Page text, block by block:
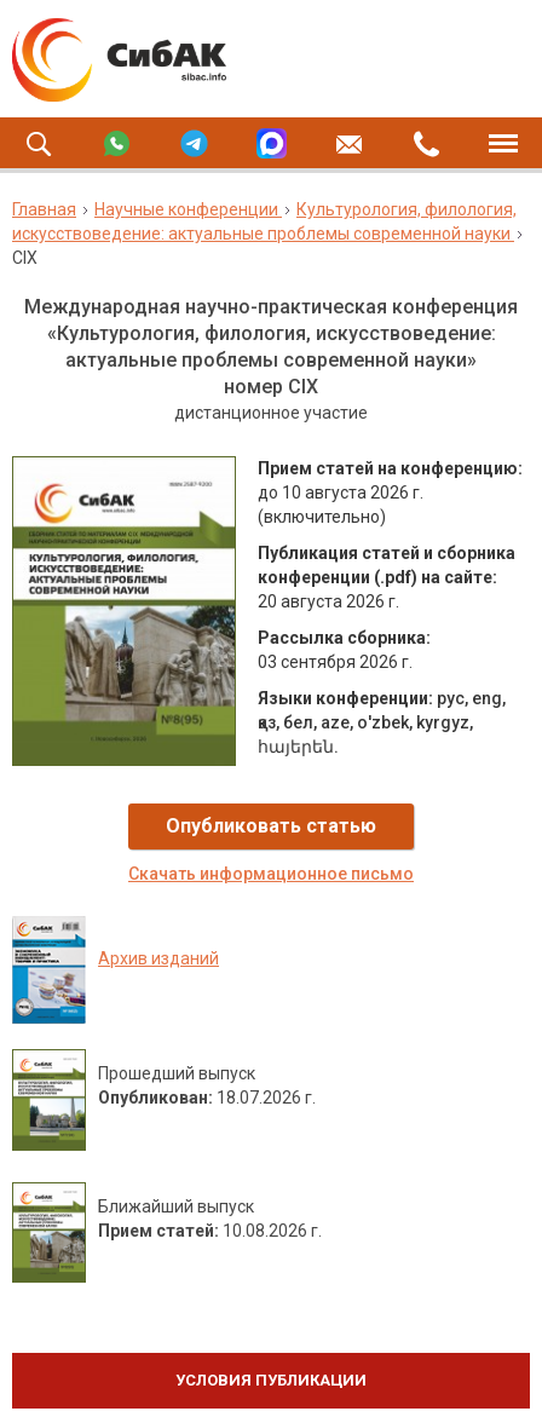
Главная Научные конференции
Культурология, филология,
искусствоведение: актуальные проблемы современной науки
CIX
Международная научно-практическая конференция
«Культурология, филология, искусствоведение:
актуальные проблемы современной науки»
номер CIX
дистанционное участие
Прием статей на конференцию:
до 10 августа 2026 г.
(включительно)
Публикация статей и сборника
конференции (.pdf) на сайте:
20 августа 2026 г.
Рассылка сборника:
03 сентября 2026 г.
Языки конференции: рус, eng,
қаз, бел, aze, о'zbek, kyrgyz,
հայերեն.
Опубликовать статью
Скачать информационное письмо
Архив изданий
Прошедший выпуск
Опубликован: 18.07.2026 г.
Ближайший выпуск
Прием статей: 10.08.2026 г.
УСЛОВИЯ ПУБЛИКАЦИИ